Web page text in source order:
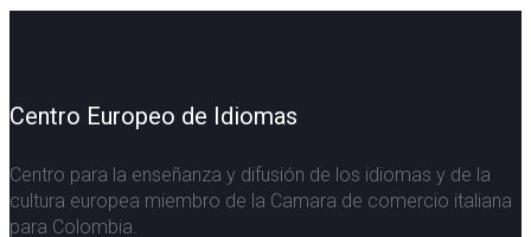
Centro Europeo de Idiomas
Centro para la enseñanza y difusión de los idiomas y de la
cultura europea miembro de la Camara de comercio italiana
para Colombia.